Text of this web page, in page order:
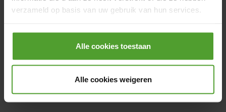
verzameld op basis van uw gebruik van hun services.
Door op de knop “Alle cookies weigeren” te klikken, kunt
u ervoor kiezen om alle cookies te weigeren, behalve de
noodzakelijke cookies. De noodzakelijke cookies zijn
applicatie(s) en kunnen niet worden geweigerd.
Alle cookies toestaan
Alle cookies weigeren
materiaal, btw en arbeidskosten.
Soort dienst slotenmaker Prijs
Cilinder vervangen oplegslot Vanaf €80 per cilinder
Cilinder vervangen bijzetslot Vanaf €75 per cilinder